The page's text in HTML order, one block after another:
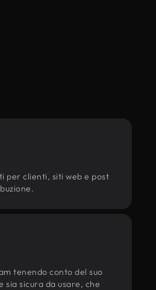
per clienti, siti web e post
tenendo conto del suo
sicura da usare, che